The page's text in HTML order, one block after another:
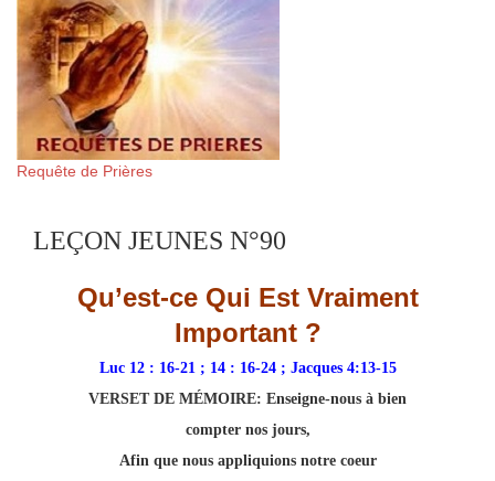
Requête de Prières
LEÇON JEUNES N°90
Qu’est-ce Qui Est Vraiment
Important ?
Luc 12 : 16-21 ; 14 : 16-24 ; Jacques 4:13-15
VERSET DE MÉMOIRE: Enseigne-nous à bien
compter nos jours,
Afin que nous appliquions notre coeur